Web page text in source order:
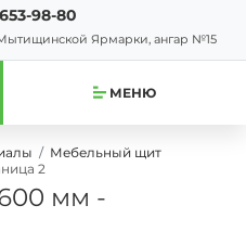
98-80
Ярмарки, ангар №15
МЕНЮ
Мебельный щит
2
мм -